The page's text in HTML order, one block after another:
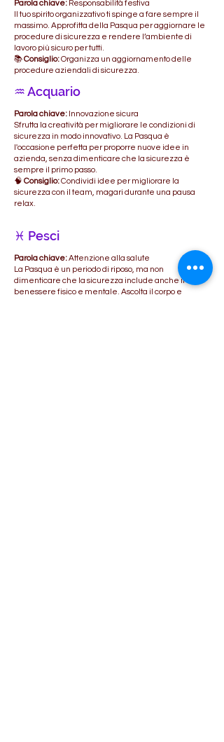
Parola chiave: Responsabilità festiva
Il tuo spirito organizzativo ti spinge a fare sempre il
massimo. Approfitta della Pasqua per aggiornare le
procedure di sicurezza e rendere l’ambiente di
lavoro più sicuro per tutti.
📚Consiglio:Organizza un aggiornamento delle
procedure aziendali di sicurezza.
♒ Acquario
Parola chiave: Innovazione sicura
Sfrutta la creatività per migliorare le condizioni di
sicurezza in modo innovativo. La Pasqua è
l'occasione perfetta per proporre nuove idee in
azienda, senza dimenticare che la sicurezza è
sempre il primo passo.
🧠 Consiglio:Condividi idee per migliorare la
sicurezza con il team, magari durante una pausa
relax.
♓ Pesci
Parola chiave:Attenzione alla salute
La Pasqua è un periodo di riposo, ma non
dimenticare che la sicurezza include anche il
benessere fisico e mentale. Ascolta il corpo e